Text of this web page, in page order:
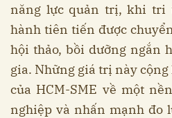
năng lực quản trị, khi tri
hành tiên tiến được
hội thảo, bồi dưỡng ngắn
gia. Những giá trị này
của HCM-SME về một
nghiệp và nhấn mạnh đo